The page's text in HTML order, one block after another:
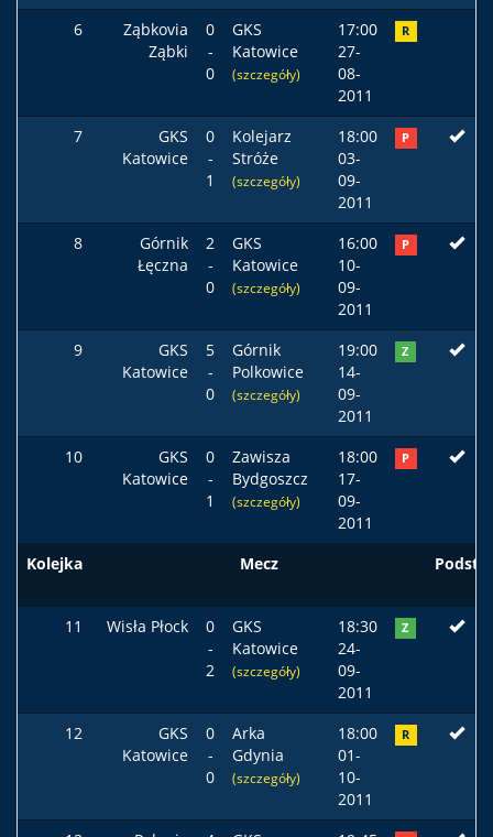
6
Ząbkovia
Ząbki
0
-
0
GKS
Katowice
(szczegóły)
17:00
27-
08-
2011
R
7
GKS
Katowice
0
-
1
Kolejarz
Stróże
(szczegóły)
18:00
03-
09-
2011
P
8
Górnik
Łęczna
2
-
0
GKS
Katowice
(szczegóły)
16:00
10-
09-
2011
P
9
GKS
Katowice
5
-
0
Górnik
Polkowice
(szczegóły)
19:00
14-
09-
2011
Z
10
GKS
Katowice
0
-
1
Zawisza
Bydgoszcz
(szczegóły)
18:00
17-
09-
2011
P
Kolejka Mecz Podst
11 Wisła Płock
0
-
2
GKS
Katowice
(szczegóły)
18:30
24-
09-
2011
Z
12
GKS
Katowice
0
-
0
Arka
Gdynia
(szczegóły)
18:00
01-
10-
2011
R